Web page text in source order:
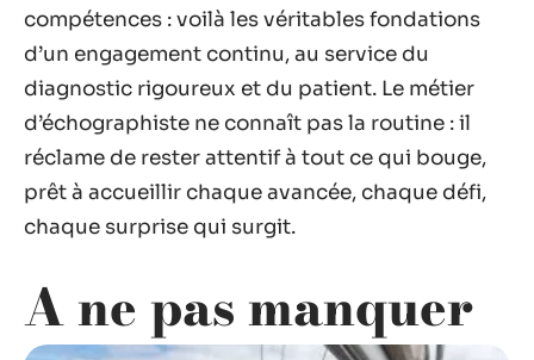
compétences : voilà les véritables fondations
d’un engagement continu, au service du
diagnostic rigoureux et du patient. Le métier
d’échographiste ne connaît pas la routine : il
réclame de rester attentif à tout ce qui bouge,
prêt à accueillir chaque avancée, chaque défi,
chaque surprise qui surgit.
A ne pas manquer